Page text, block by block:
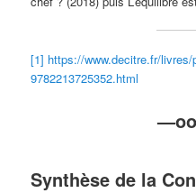
[1] https://www.decitre.fr/livres/
9782213725352.html
Synthèse de la